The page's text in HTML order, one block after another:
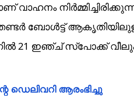
ബോള്‍ട്ട്
21 ഇഞ്ച് സ്‌പോക്ക്
ആരംഭിച്ചു